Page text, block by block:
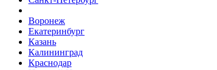
Воронеж
Екатеринбург
Казань
Калининград
Краснодар